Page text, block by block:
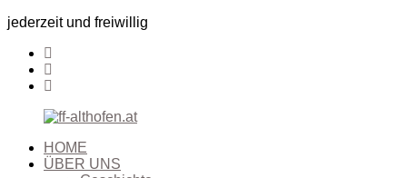
jederzeit und freiwillig
HOME
ÜBER UNS